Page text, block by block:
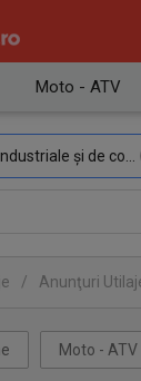
Moto - ATV
/ Anunţuri
Moto - ATV